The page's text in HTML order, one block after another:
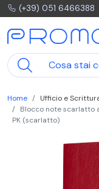
(+39) 051 6466388
Home Ufficio e
Blocco note scarlatto
PK (scarlatto)